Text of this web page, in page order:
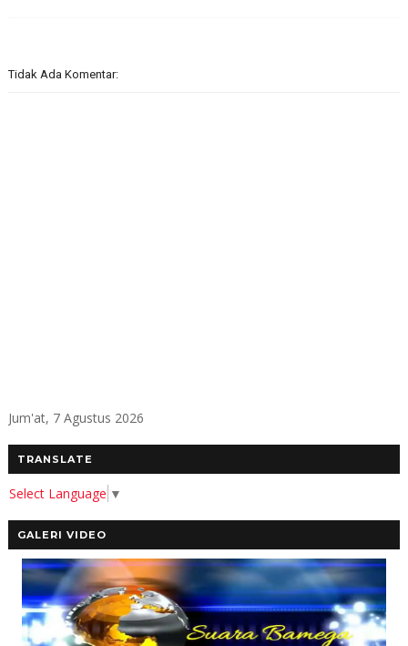
Tidak Ada Komentar:
Jum'at, 7 Agustus 2026
TRANSLATE
Select Language ▼
GALERI VIDEO